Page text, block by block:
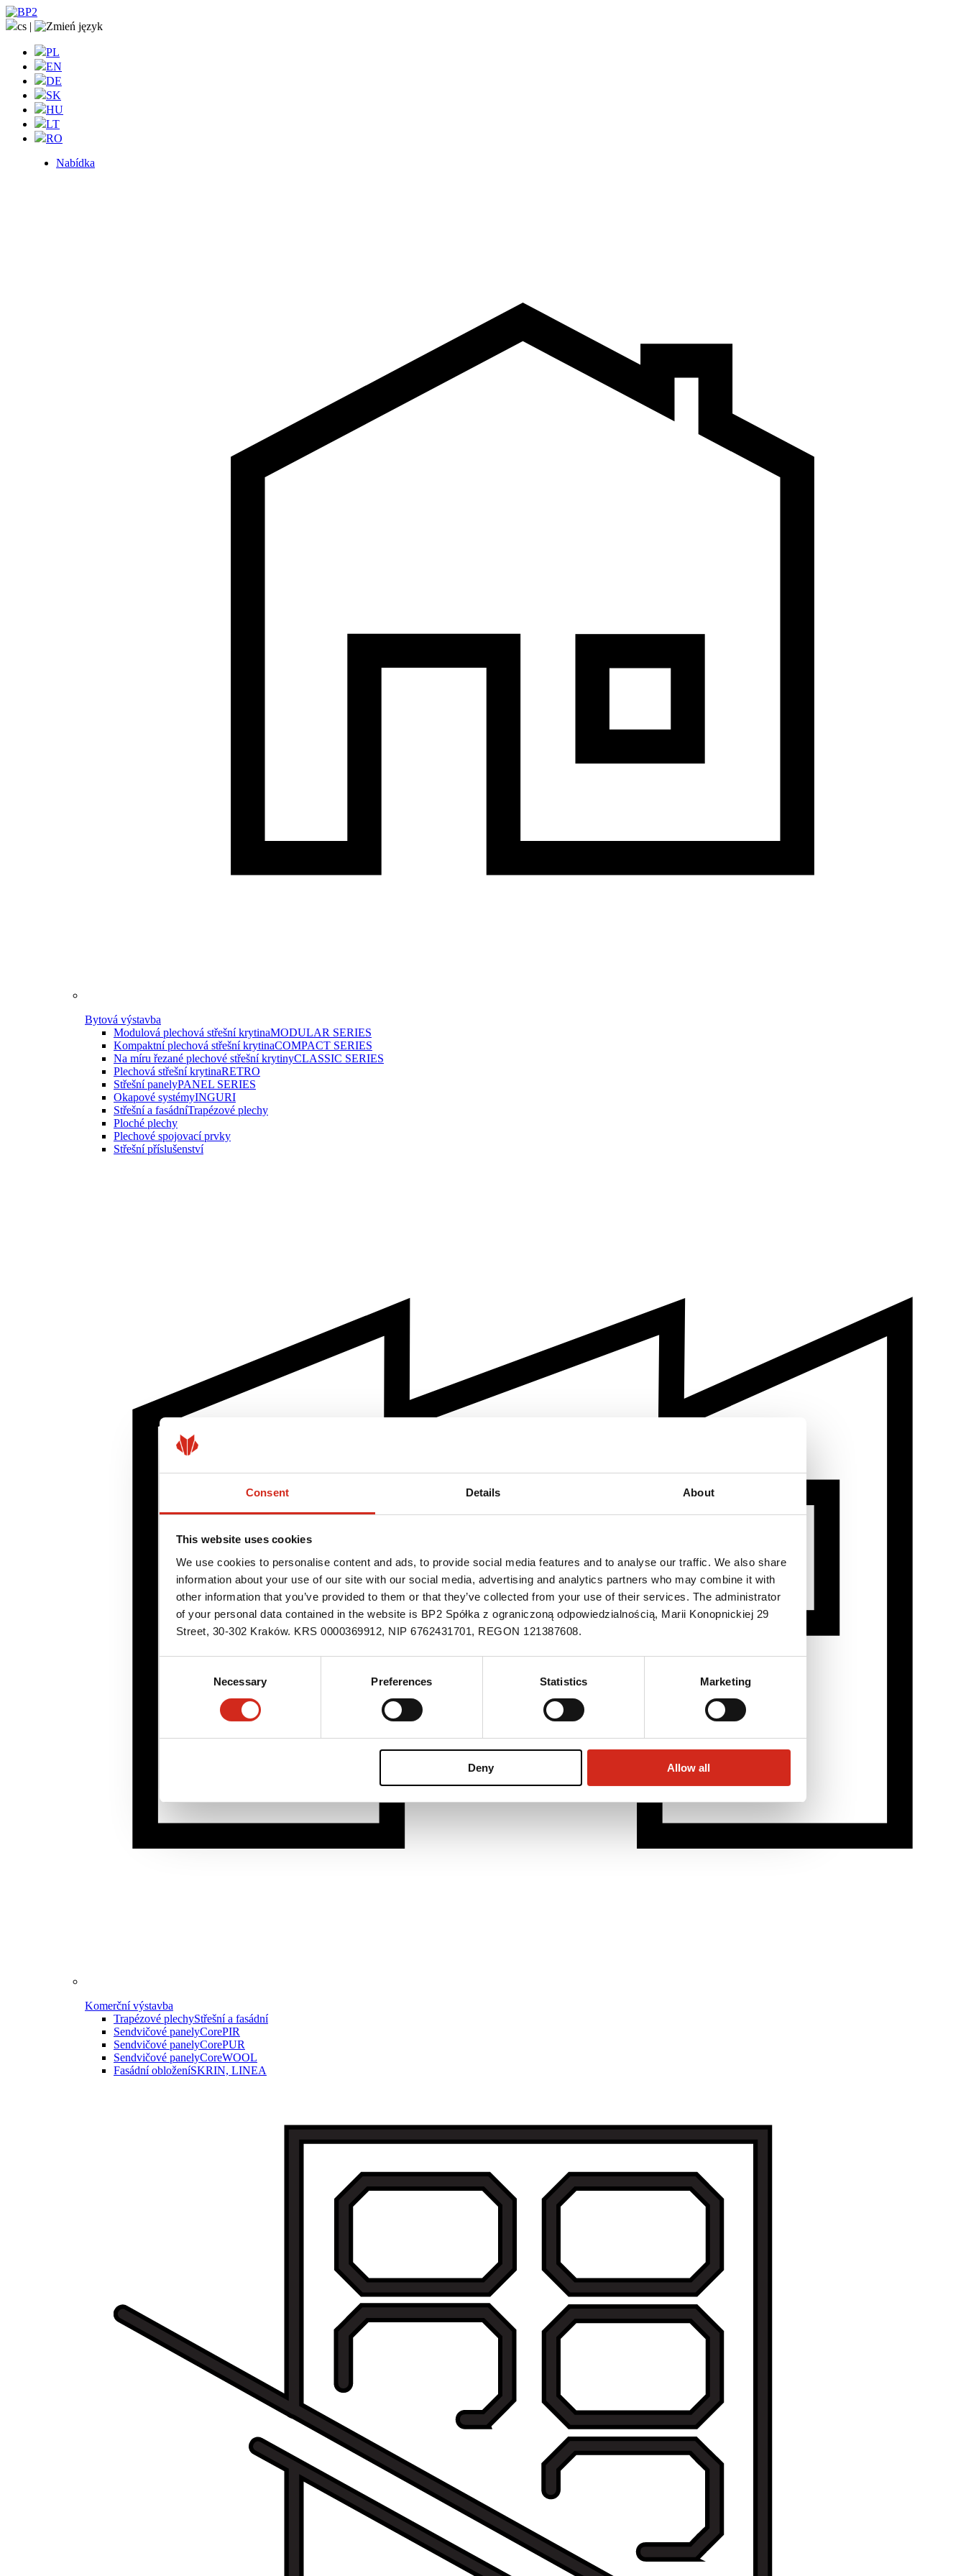
Consent Details About
This website uses cookies
We use cookies to personalise content and ads, to provide social media features and to analyse our traffic. We also share
information about your use of our site with our social media, advertising and analytics partners who may combine it with
other information that you’ve provided to them or that they’ve collected from your use of their services. The administrator
of your personal data contained in the website is BP2 Spółka z ograniczoną odpowiedzialnością, Marii Konopnickiej 29
Street, 30-302 Kraków. KRS 0000369912, NIP 6762431701, REGON 121387608.
Necessary Preferences Statistics Marketing
Deny Allow all
cs |
PL
EN
DE
SK
HU
LT
RO
Nabídka
Bytová výstavba
Modulová plechová střešní krytinaMODULAR SERIES
Kompaktní plechová střešní krytinaCOMPACT SERIES
Na míru řezané plechové střešní krytinyCLASSIC SERIES
Plechová střešní krytinaRETRO
Střešní panelyPANEL SERIES
Okapové systémyINGURI
Střešní a fasádníTrapézové plechy
Ploché plechy
Plechové spojovací prvky
Střešní příslušenství
Komerční výstavba
Trapézové plechyStřešní a fasádní
Sendvičové panelyCorePIR
Sendvičové panelyCorePUR
Sendvičové panelyCoreWOOL
Fasádní obloženíSKRIN, LINEA